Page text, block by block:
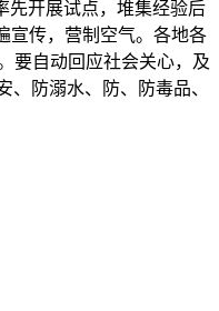
先开展试点，堆集经验后
宣传，营制空气。各地各
要自动回应社会关心，及
防溺水、防、防毒品、